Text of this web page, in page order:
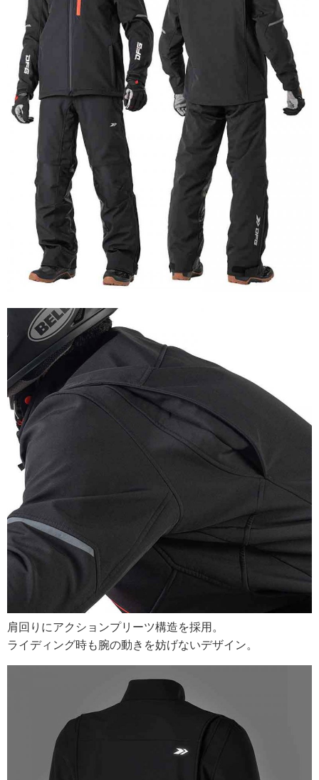
肩回りにアクションプリーツ構造を採用。
ライディング時も腕の動きを妨げないデザイン。